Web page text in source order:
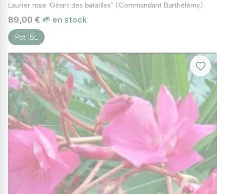
Laurier rose 'Géant des batailles" (Commandant Barthélémy)
89,00 € 🌱 en stock
Pot 15L